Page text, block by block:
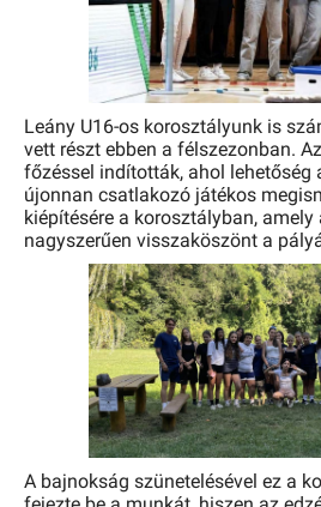
Leány U16-os korosztályunk is
vett részt ebben a félszezonban.
főzéssel indították, ahol lehetőség
újonnan csatlakozó játékos
kiépítésére a korosztályban, amely
nagyszerűen visszaköszönt a
A bajnokság szünetelésével ez a